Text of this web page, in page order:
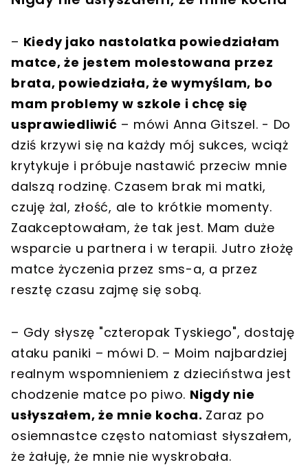
– Kiedy jako nastolatka powiedziałam
matce, że jestem molestowana przez
brata, powiedziała, że wymyślam, bo
mam problemy w szkole i chcę się
usprawiedliwić – mówi Anna Gitszel. - Do
dziś krzywi się na każdy mój sukces, wciąż
krytykuje i próbuje nastawić przeciw mnie
dalszą rodzinę. Czasem brak mi matki,
czuję żal, złość, ale to krótkie momenty.
Zaakceptowałam, że tak jest. Mam duże
wsparcie u partnera i w terapii. Jutro złożę
matce życzenia przez sms-a, a przez
resztę czasu zajmę się sobą.
– Gdy słyszę "czteropak Tyskiego", dostaję
ataku paniki – mówi D. – Moim najbardziej
realnym wspomnieniem z dzieciństwa jest
chodzenie matce po piwo. Nigdy nie
usłyszałem, że mnie kocha. Zaraz po
osiemnastce często natomiast słyszałem,
że żałuję, że mnie nie wyskrobała.